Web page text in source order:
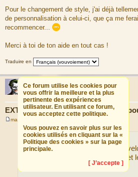
Pour le changement de style, j'ai déjà
de personnalisation à celui-ci, que ça me
recommencer...
Merci à toi de ton aide en tout cas !
Traduire en
Chef de projets
EXTENSION : phpBB Ideas - Idées
mar. 14 mai 2019 11:11
Mise à jour pour la version de
quelques corrections de bogues et
Ce forum utilise les cookies pour
vous offrir la meilleure et la plus
pertinente des expériences
utilisateur. En utilisant ce forum,
vous acceptez cette politique.
Vous pouvez en savoir plus sur les
cookies utilisés en cliquant sur la «
Politique des cookies » sur la page
principale.
[ J’accepte ]